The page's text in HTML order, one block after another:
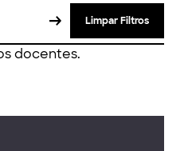
Limpar Filtros
docentes.